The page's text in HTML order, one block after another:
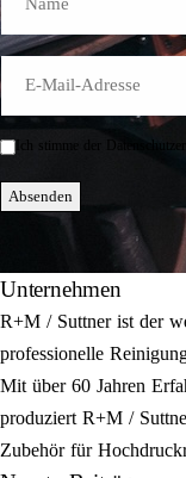
Mail
Einwilligung
Ich stimme der
Absenden
Unternehmen
R+M / Suttner ist der
professionelle
Mit über 60 Jahren
produziert R+M /
Zubehör für